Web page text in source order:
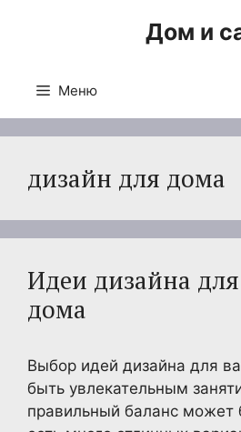
Дом и
Меню
дизайн для дома
Идеи дизайна
дома
Выбор идей дизайна для
быть увлекательным
правильный баланс может